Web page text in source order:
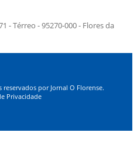
- Térreo - 95270-000 - Flores da
por Jornal O Florense.
Privacidade